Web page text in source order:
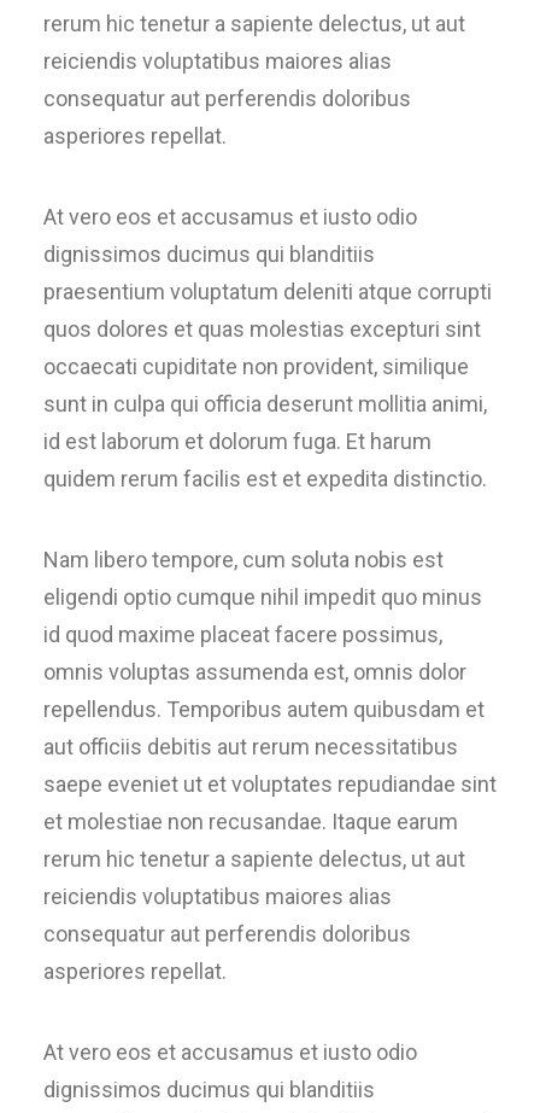
rerum hic tenetur a sapiente delectus, ut aut
reiciendis voluptatibus maiores alias
consequatur aut perferendis doloribus
asperiores repellat.
At vero eos et accusamus et iusto odio
dignissimos ducimus qui blanditiis
praesentium voluptatum deleniti atque corrupti
quos dolores et quas molestias excepturi sint
occaecati cupiditate non provident, similique
sunt in culpa qui officia deserunt mollitia animi,
id est laborum et dolorum fuga. Et harum
quidem rerum facilis est et expedita distinctio.
Nam libero tempore, cum soluta nobis est
eligendi optio cumque nihil impedit quo minus
id quod maxime placeat facere possimus,
omnis voluptas assumenda est, omnis dolor
repellendus. Temporibus autem quibusdam et
aut officiis debitis aut rerum necessitatibus
saepe eveniet ut et voluptates repudiandae sint
et molestiae non recusandae. Itaque earum
rerum hic tenetur a sapiente delectus, ut aut
reiciendis voluptatibus maiores alias
consequatur aut perferendis doloribus
asperiores repellat.
At vero eos et accusamus et iusto odio
dignissimos ducimus qui blanditiis